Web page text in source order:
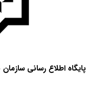
پایگاه اطلاع رسانی